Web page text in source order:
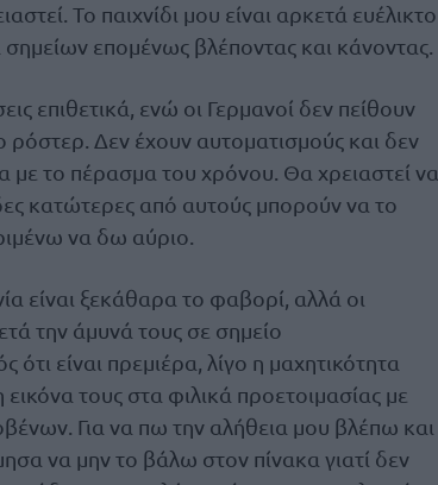
Το παιχνίδι μου είναι αρκετά ευέλικτο
επομένως βλέποντας και κάνοντας.
επιθετικά, ενώ οι Γερμανοί δεν πείθουν
Δεν έχουν αυτοματισμούς και δεν
με το πέρασμα του χρόνου. Θα χρειαστεί να
κατώτερες από αυτούς μπορούν να το
να δω αύριο.
είναι ξεκάθαρα το φαβορί, αλλά οι
την άμυνά τους σε σημείο
ότι είναι πρεμιέρα, λίγο η μαχητικότητα
τους στα φιλικά προετοιμασίας με
Για να πω την αλήθεια μου βλέπω και
να μην το βάλω στον πίνακα γιατί δεν